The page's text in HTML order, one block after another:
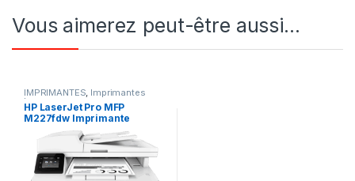
Vous aimerez peut-être aussi…
IMPRIMANTES, Imprimantes
laser
HP LaserJet Pro MFP
M227fdw Imprimante
multifonction laser 4-en-1
recto/verso automatique
(USB 2.0/Ethernet/Wi-
fi/NFC) Imprimante
multifonction